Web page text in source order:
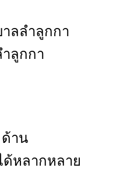
ลลำลูกกา
ลูกกา
ด้าน
ด้หลากหลาย